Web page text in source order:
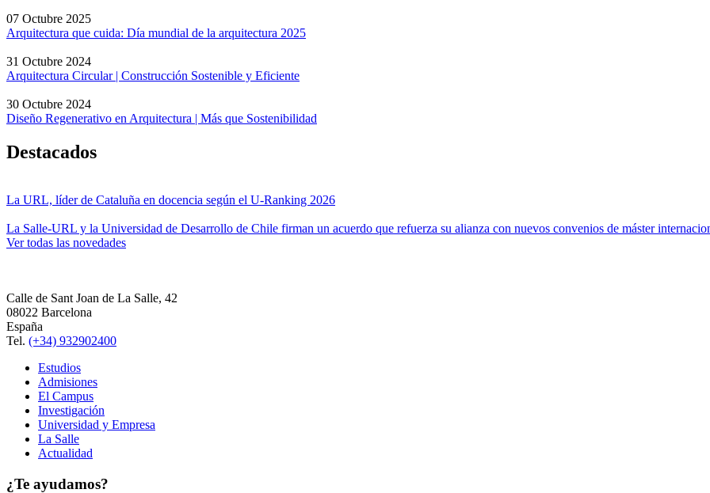
07 Octubre 2025
Arquitectura que cuida: Día mundial de la arquitectura 2025
31 Octubre 2024
Arquitectura Circular | Construcción Sostenible y Eficiente
30 Octubre 2024
Diseño Regenerativo en Arquitectura | Más que Sostenibilidad
Destacados
La URL, líder de Cataluña en docencia según el U-Ranking 2026
La Salle-URL y la Universidad de Desarrollo de Chile firman un acuerdo que refuerza su alianza con nuevos convenios de máster
Ver todas las novedades
Calle de Sant Joan de La Salle, 42
08022 Barcelona
España
Tel. (+34) 932902400
Estudios
Admisiones
El Campus
Investigación
Universidad y Empresa
La Salle
Actualidad
¿Te ayudamos?